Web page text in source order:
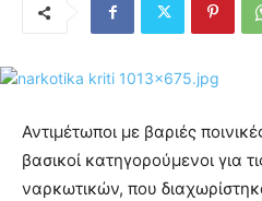
Αντιμέτωποι με βαριές
βασικοί κατηγορούμενοι για
ναρκωτικών, που